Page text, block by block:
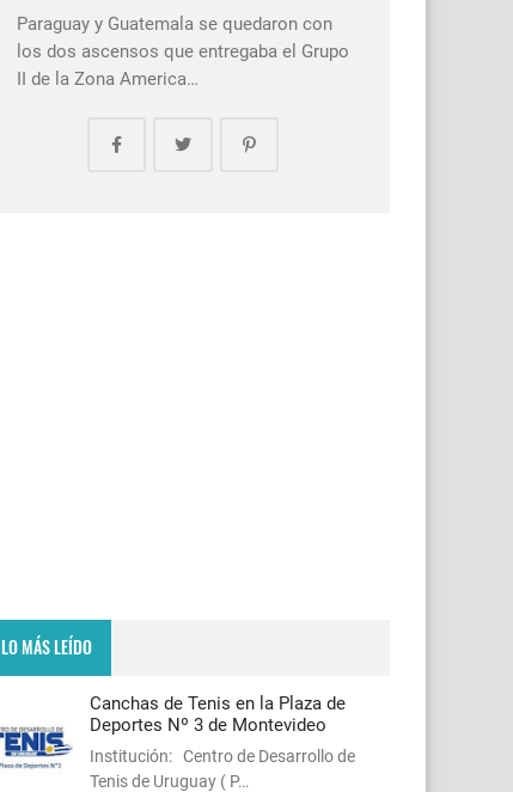
Paraguay y Guatemala se quedaron con
los dos ascensos que entregaba el Grupo
II de la Zona America…
LO MÁS LEÍDO
Canchas de Tenis en la Plaza de
Deportes Nº 3 de Montevideo
Institución: Centro de Desarrollo de
Tenis de Uruguay ( P…